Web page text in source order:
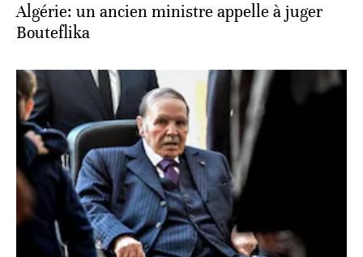
Algérie: un ancien ministre appelle à juger
Bouteflika